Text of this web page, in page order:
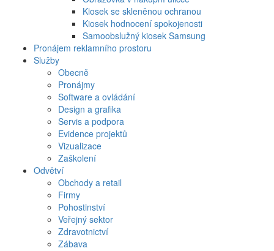
Kiosek se skleněnou ochranou
Kiosek hodnocení spokojenosti
Samoobslužný kiosek Samsung
Pronájem reklamního prostoru
Služby
Obecně
Pronájmy
Software a ovládání
Design a grafika
Servis a podpora
Evidence projektů
Vizualizace
Zaškolení
Odvětví
Obchody a retail
Firmy
Pohostinství
Veřejný sektor
Zdravotnictví
Zábava